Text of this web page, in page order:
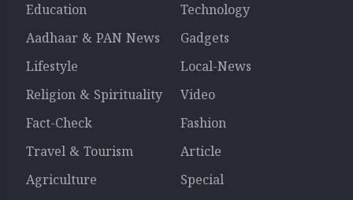
Education
Technology
Aadhaar & PAN News
Gadgets
Lifestyle
Local-News
Religion & Spirituality
Video
Fact-Check
Fashion
Travel & Tourism
Article
Agriculture
Special